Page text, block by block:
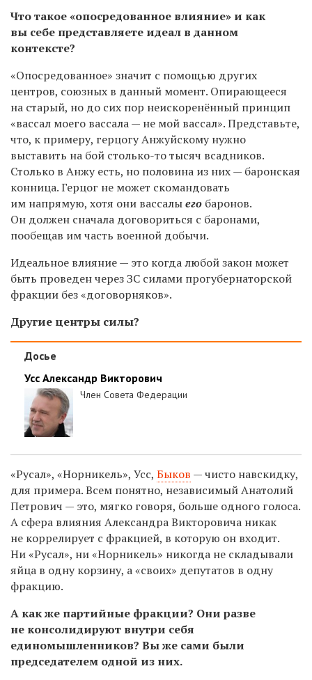
Что такое «опосредованное влияние» и как
вы себе представляете идеал в данном
контексте?
«Опосредованное» значит с помощью других
центров, союзных в данный момент. Опирающееся
на старый, но до сих пор неискоренённый принцип
«вассал моего вассала — не мой вассал». Представьте,
что, к примеру, герцогу Анжуйскому нужно
выставить на бой столько-то тысяч всадников.
Столько в Анжу есть, но половина из них — баронская
конница. Герцог не может скомандовать
им напрямую, хотя они вассалыего баронов.
Он должен сначала договориться с баронами,
пообещав им часть военной добычи.
Идеальное влияние — это когда любой закон может
быть проведен через ЗС силами прогубернаторской
фракции без «договорняков».
Другие центры силы?
Досье
Усс Александр Викторович
Член Совета Федерации
«Русал», «Норникель», Усс, Быков — чисто навскидку,
для примера. Всем понятно, независимый Анатолий
Петрович — это, мягко говоря, больше одного голоса.
А сфера влияния Александра Викторовича никак
не коррелирует с фракцией, в которую он входит.
Ни «Русал», ни «Норникель» никогда не складывали
яйца в одну корзину, а «своих» депутатов в одну
фракцию.
А как же партийные фракции? Они разве
не консолидируют внутри себя
единомышленников? Вы же сами были
председателем одной из них.